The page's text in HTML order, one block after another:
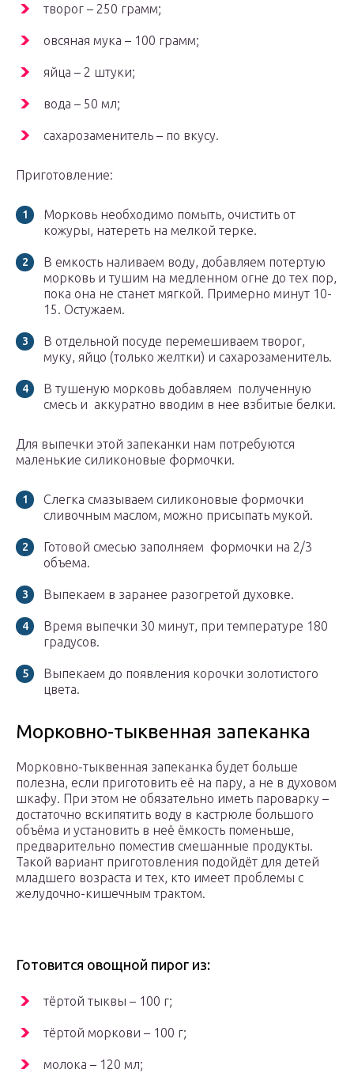
творог – 250 грамм;
овсяная мука – 100 грамм;
яйца – 2 штуки;
вода – 50 мл;
сахарозаменитель – по вкусу.
Приготовление:
Морковь необходимо помыть, очистить от
кожуры, натереть на мелкой терке.
В емкость наливаем воду, добавляем потертую
морковь и тушим на медленном огне до тех пор,
пока она не станет мягкой. Примерно минут 10-
15. Остужаем.
В отдельной посуде перемешиваем творог,
муку, яйцо (только желтки) и сахарозаменитель.
В тушеную морковь добавляем полученную
смесь и аккуратно вводим в нее взбитые белки.
Для выпечки этой запеканки нам потребуются
маленькие силиконовые формочки.
Слегка смазываем силиконовые формочки
сливочным маслом, можно присыпать мукой.
Готовой смесью заполняем формочки на 2/3
объема.
Выпекаем в заранее разогретой духовке.
Время выпечки 30 минут, при температуре 180
градусов.
Выпекаем до появления корочки золотистого
цвета.
Морковно-тыквенная запеканка
Морковно-тыквенная запеканка будет больше
полезна, если приготовить её на пару, а не в духовом
шкафу. При этом не обязательно иметь пароварку –
достаточно вскипятить воду в кастрюле большого
объёма и установить в неё ёмкость поменьше,
предварительно поместив смешанные продукты.
Такой вариант приготовления подойдёт для детей
младшего возраста и тех, кто имеет проблемы с
желудочно-кишечным трактом.
Готовится овощной пирог из:
тёртой тыквы – 100 г;
тёртой моркови – 100 г;
молока – 120 мл;